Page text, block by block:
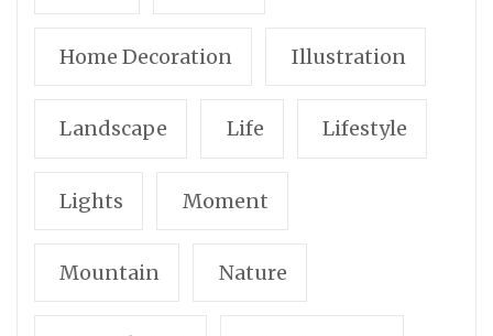
Home Decoration Illustration
Landscape Life Lifestyle
Lights Moment
Mountain Nature